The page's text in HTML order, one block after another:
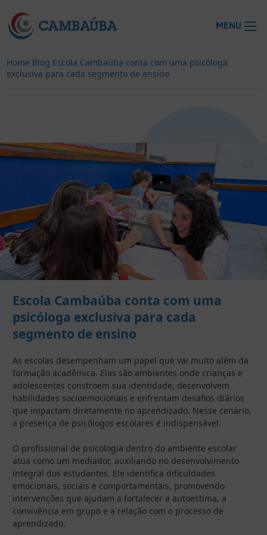
Home Blog Escola Cambaúba conta com uma psicóloga
exclusiva para cada segmento de ensino
Escola Cambaúba conta com uma
psicóloga exclusiva para cada
segmento de ensino
As escolas desempenham um papel que vai muito além da
formação acadêmica. Elas são ambientes onde crianças e
adolescentes constroem sua identidade, desenvolvem
habilidades socioemocionais e enfrentam desafios diários
que impactam diretamente no aprendizado. Nesse cenário,
a presença de psicólogos escolares é indispensável.
O profissional de psicologia dentro do ambiente escolar
atua como um mediador, auxiliando no desenvolvimento
integral dos estudantes. Ele identifica dificuldades
emocionais, sociais e comportamentais, promovendo
intervenções que ajudam a fortalecer a autoestima, a
convivência em grupo e a relação com o processo de
aprendizado.
MENU